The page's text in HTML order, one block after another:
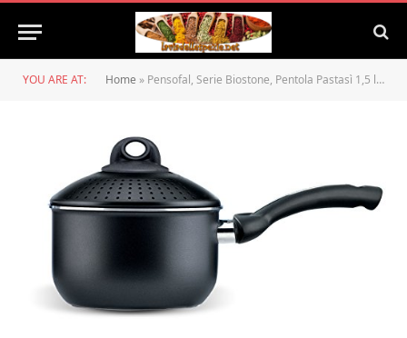
YOU ARE AT: Home » Pensofal, Serie Biostone, Pentola Pastasì 1,5 lt Baby, Diametro 16 cm, Manico in bakelite, in Scatola Regalo, Alluminio con rivestimento antiaderente, Effetto Pietra, Nero